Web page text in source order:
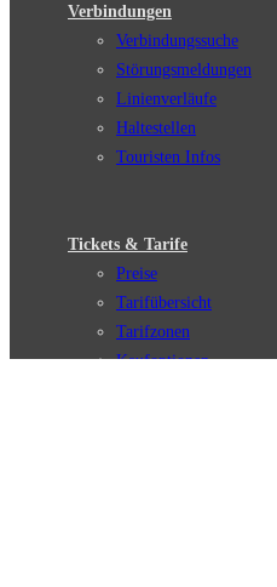
Verbindungen
Verbindungssuche
Störungsmeldungen
Linienverläufe
Haltestellen
Touristen Infos
Tickets & Tarife
Preise
Tarifübersicht
Tarifzonen
Kaufoptionen